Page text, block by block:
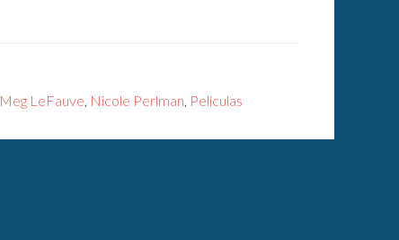
Meg LeFauve, Nicole Perlman, Películas